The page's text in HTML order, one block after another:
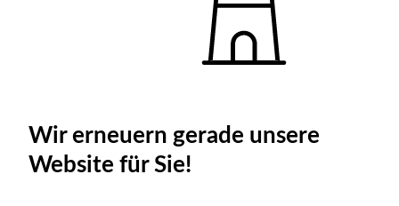
Wir erneuern gerade unsere
Website für Sie!